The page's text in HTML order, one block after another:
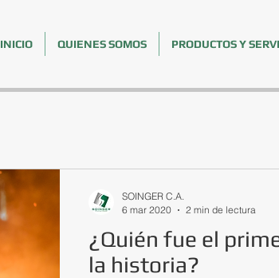
INICIO QUIENES SOMOS PRODUCTOS Y
¿Quién fue el
la historia?
SOINGER C.A.
6 mar 2020
2 min de lectura